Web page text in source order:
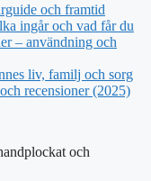
och framtid
ingår och vad får du
– användning och
liv, familj och sorg
recensioner (2025)
och